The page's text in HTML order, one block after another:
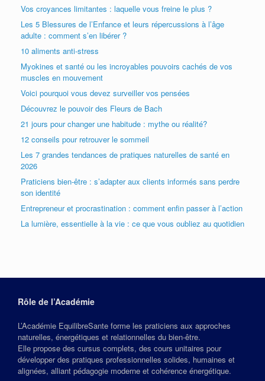
Vos croyances limitantes : laquelle vous freine le plus ?
Les 5 Blessures de l’Enfance et leurs répercussions à l’âge
adulte : comment s’en libérer ?
10 aliments anti-stress
Myokines et santé ou les incroyables pouvoirs cachés de vos
muscles en mouvement
Voici pourquoi vous devez surveiller vos pensées
Découvrez le pouvoir des Fleurs de Bach
21 jours pour changer une habitude : mythe ou réalité?
12 conseils pour retrouver le sommeil
Les 7 grandes tendances de pratiques naturelles de santé en
2026
Praticiens bien-être : s’adapter aux clients informés sans perdre
son identité
Entrepreneur et procrastination : comment enfin passer à l’action
La lumière, essentielle à la vie : ce que vous oubliez au quotidien
Rôle de l’Académie
L’Académie EquilibreSante forme les praticiens aux approches
naturelles, énergétiques et relationnelles du bien‑être.
Elle propose des cursus complets, des cours unitaires pour
développer des pratiques professionnelles solides, humaines et
alignées, alliant pédagogie moderne et cohérence énergétique.